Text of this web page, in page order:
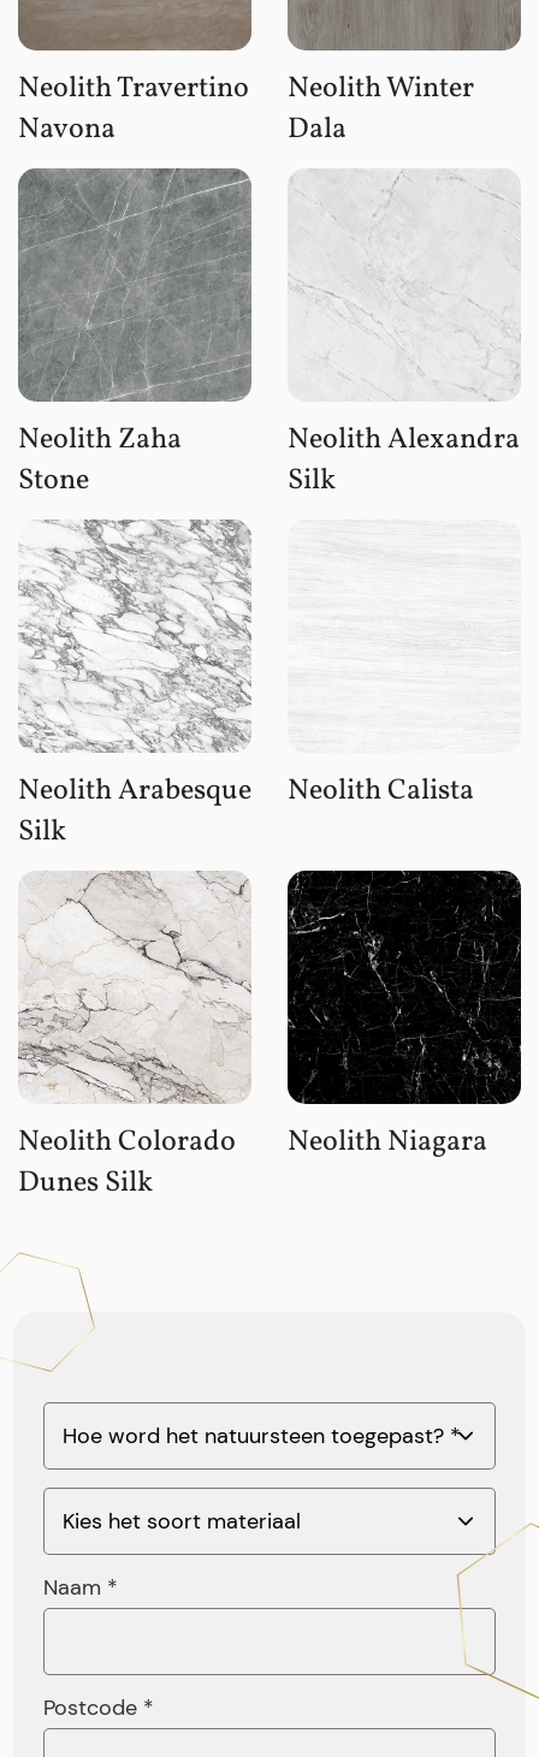
Neolith Travertino
Navona
Neolith Winter
Dala
Neolith Zaha
Stone
Neolith Alexandra
Silk
Neolith Arabesque
Silk
Neolith Calista
Neolith Colorado
Dunes Silk
Neolith Niagara
Naam *
Postcode *